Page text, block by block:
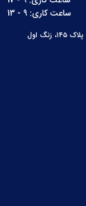
ساعت کاری: 9 - 13
اول